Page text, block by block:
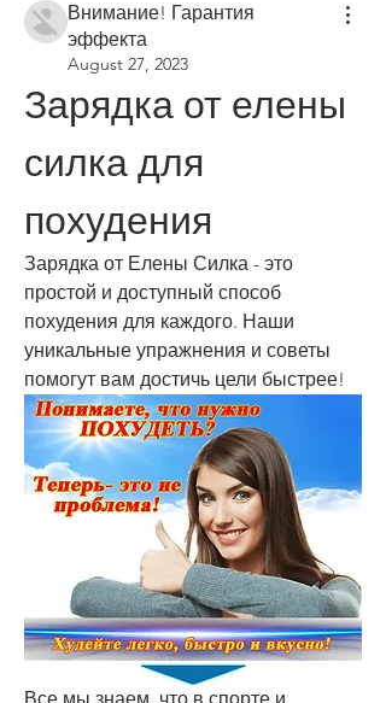
Внимание! Гарантия
эффекта
August 27, 2023
Зарядка от елены
силка для
похудения
Зарядка от Елены Силка - это
простой и доступный способ
похудения для каждого. Наши
уникальные упражнения и советы
помогут вам достичь цели быстрее!